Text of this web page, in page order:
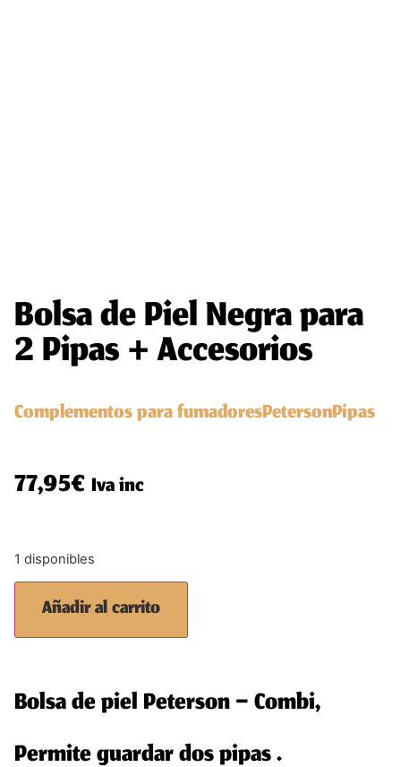
Bolsa de Piel Negra para
2 Pipas + Accesorios
Complementos para fumadoresPetersonPipas
77,95€Iva inc
1 disponibles
Añadir al carrito
Bolsa de piel Peterson – Combi,
Permite guardar dos pipas .